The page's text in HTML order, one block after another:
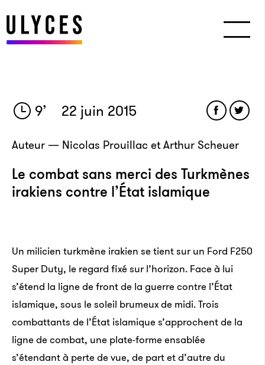
9’ 22 juin 2015
Auteur — Nicolas Prouillac et Arthur Scheuer
Le combat sans merci des Turkmènes
irakiens contre l’État islamique
Un milicien turkmène irakien se tient sur un Ford F250
Super Duty, le regard fixé sur l’horizon. Face à lui
s’étend la ligne de front de la guerre contre l’État
islamique, sous le soleil brumeux de midi. Trois
combattants de l’État islamique s’approchent de la
ligne de combat, une plate-forme ensablée
s’étendant à perte de vue, de part et d’autre du